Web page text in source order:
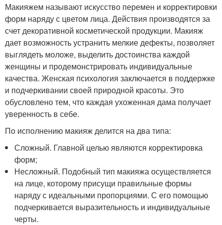
Макияжем называют искусство перемен и корректировки
форм наряду с цветом лица. Действия производятся за
счет декоративной косметической продукции. Макияж
дает возможность устранить мелкие дефекты, позволяет
выглядеть моложе, выделить достоинства каждой
женщины и продемонстрировать индивидуальные
качества. Женская психология заключается в поддержке
и подчеркивании своей природной красоты. Это
обусловлено тем, что каждая ухоженная дама получает
уверенность в себе.
По исполнению макияж делится на два типа:
Сложный. Главной целью являются корректировка
форм;
Несложный. Подобный тип макияжа осуществляется
на лице, которому присущи правильные формы
наряду с идеальными пропорциями. С его помощью
подчеркивается выразительность и индивидуальные
черты.